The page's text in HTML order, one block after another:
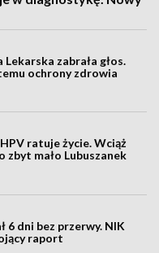
zabrała głos.
ochrony zdrowia
ratuje życie. Wciąż
zbyt mało Lubuszanek
6 dni bez przerwy. NIK
raport